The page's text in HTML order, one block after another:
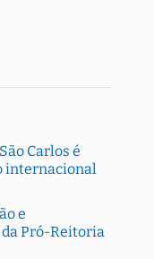
Carlos é
internacional
e
Pró-Reitoria